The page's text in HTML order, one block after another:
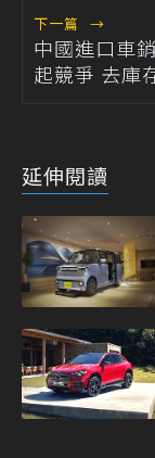
下一篇 →
中國進口車
起競爭 去庫
延伸閱讀